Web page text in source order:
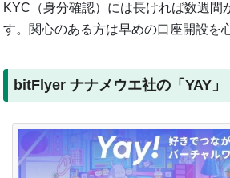
KYC（身分確認）には長ければ数週間
す。関心のある方は早めの口座開設を
bitFlyer ナナメウエ社の「YAY